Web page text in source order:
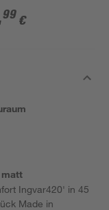
anthrazit
x 87 x 58,4
99 €
matt
Ingvar420' in 45
Made in